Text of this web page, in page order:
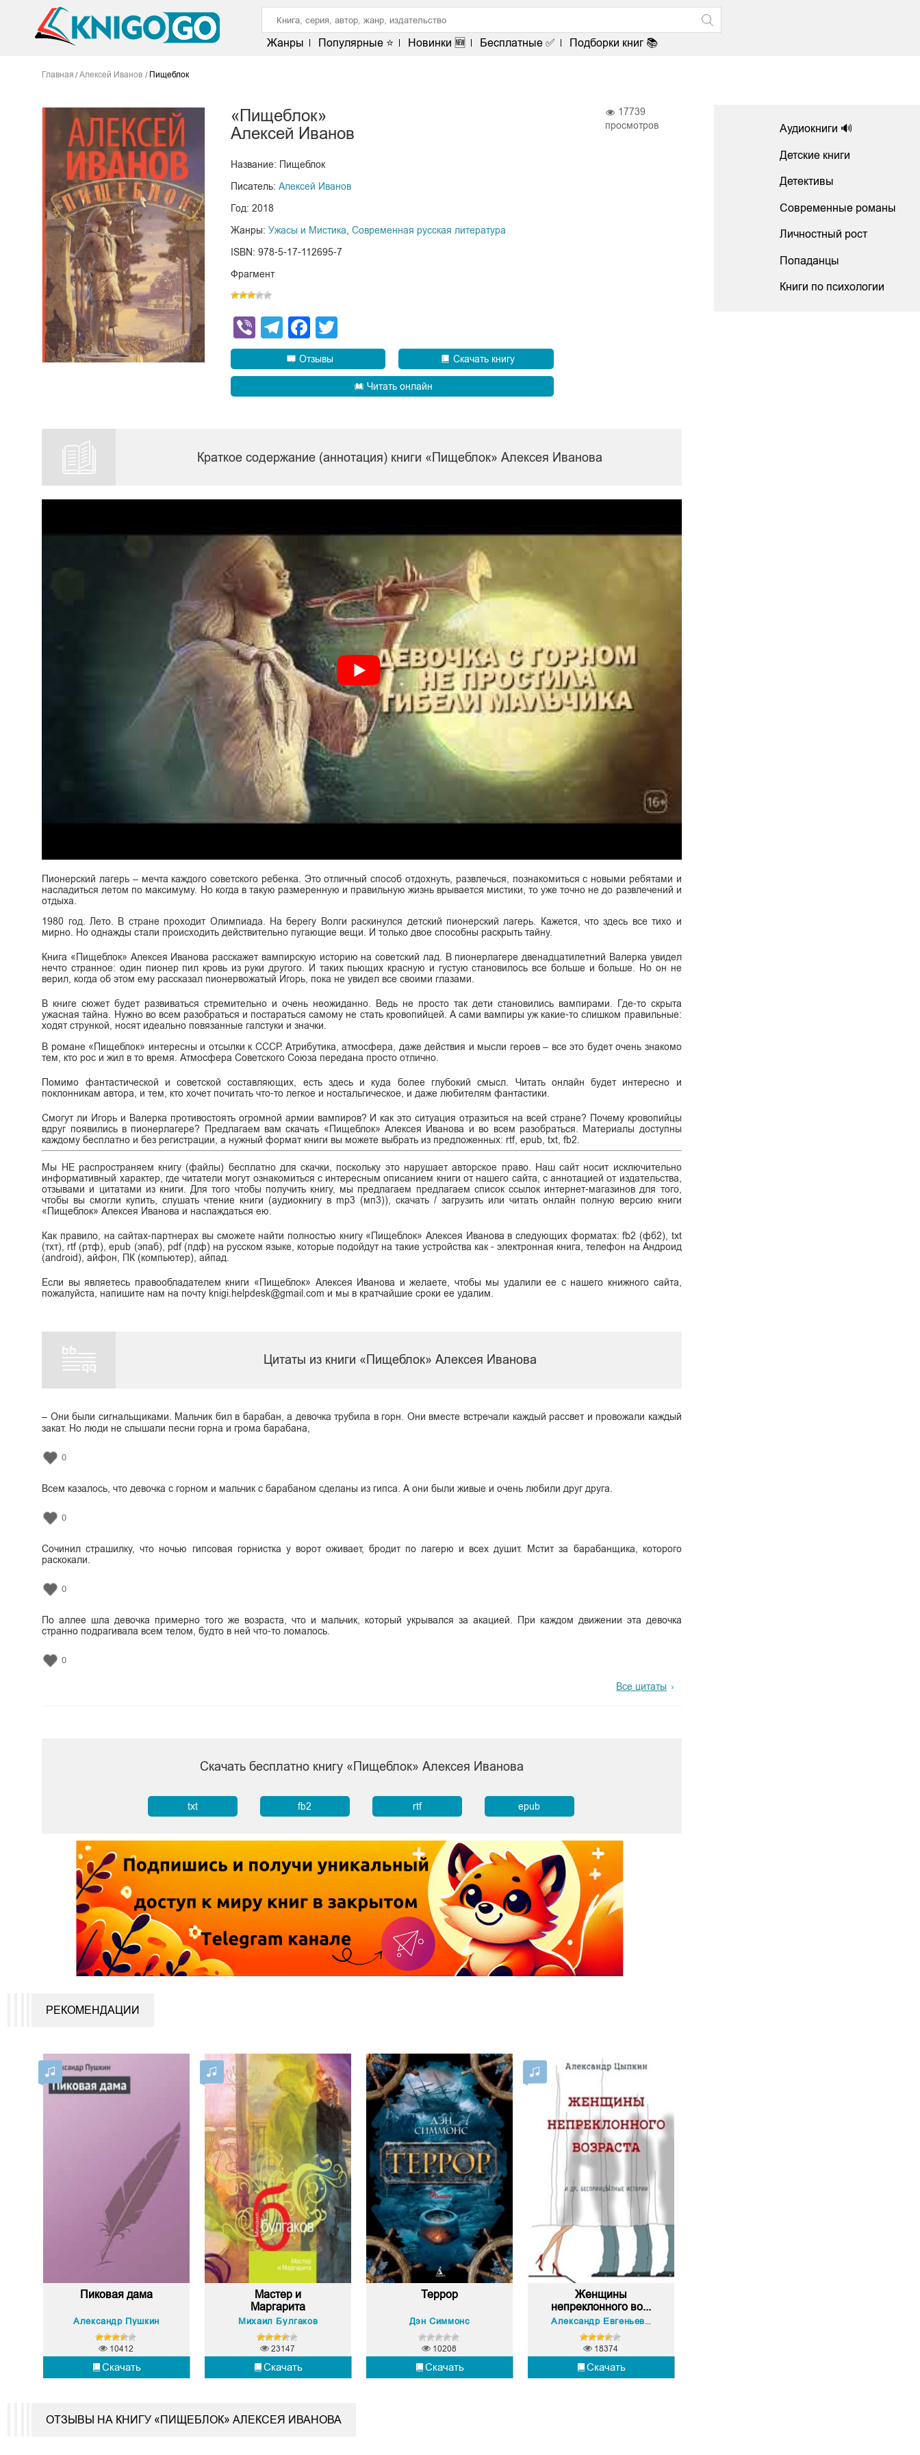
Жанры Популярные ⭐ Новинки 🆕 Бесплатные ✅ Подборки книг 📚
Главная Алексей Иванов Пищеблок
«Пищеблок»
Алексей Иванов
Название: Пищеблок
Писатель: Алексей Иванов
Год: 2018
Жанры: Ужасы и Мистика Современная русская литература
ISBN: 978-5-17-112695-7
Фрагмент
ViberTelegram
Facebook
Отзывы Скачать книгу
Читать онлайн
17739
просмотров
Краткое содержание (аннотация) книги «Пищеблок» Алексея Иванова
Пионерский лагерь – мечта каждого советского ребенка. Это отличный способ отдохнуть, развлечься, познакомиться с новыми ребятами и
насладиться летом по максимуму. Но когда в такую размеренную и правильную жизнь врывается мистики, то уже точно не до развлечений и
отдыха.
1980 год. Лето. В стране проходит Олимпиада. На берегу Волги раскинулся детский пионерский лагерь. Кажется, что здесь все тихо и
мирно. Но однажды стали происходить действительно пугающие вещи. И только двое способны раскрыть тайну.
Книга «Пищеблок» Алексея Иванова расскажет вампирскую историю на советский лад. В пионерлагере двенадцатилетний Валерка увидел
нечто странное: один пионер пил кровь из руки другого. И таких пьющих красную и густую становилось все больше и больше. Но он не
верил, когда об этом ему рассказал пионервожатый Игорь, пока не увидел все своими глазами.
В книге сюжет будет развиваться стремительно и очень неожиданно. Ведь не просто так дети становились вампирами. Где-то скрыта
ужасная тайна. Нужно во всем разобраться и постараться самому не стать кровопийцей. А сами вампиры уж какие-то слишком правильные:
ходят стрункой, носят идеально повязанные галстуки и значки.
В романе «Пищеблок» интересны и отсылки к СССР. Атрибутика, атмосфера, даже действия и мысли героев – все это будет очень знакомо
тем, кто рос и жил в то время. Атмосфера Советского Союза передана просто отлично.
Помимо фантастической и советской составляющих, есть здесь и куда более глубокий смысл. Читать онлайн будет интересно и
поклонникам автора, и тем, кто хочет почитать что-то легкое и ностальгическое, и даже любителям фантастики.
Смогут ли Игорь и Валерка противостоять огромной армии вампиров? И как это ситуация отразиться на всей стране? Почему кровопийцы
вдруг появились в пионерлагере? Предлагаем вам скачать «Пищеблок» Алексея Иванова и во всем разобраться. Материалы доступны
каждому бесплатно и без регистрации, а нужный формат книги вы можете выбрать из предложенных: rtf, epub, txt, fb2.
Мы НЕ распространяем книгу (файлы) бесплатно для скачки, поскольку это нарушает авторское право. Наш сайт носит исключительно
информативный характер, где читатели могут ознакомиться с интересным описанием книги от нашего сайта, с аннотацией от издательства,
отзывами и цитатами из книги. Для того чтобы получить книгу, мы предлагаем предлагаем список ссылок интернет-магазинов для того,
чтобы вы смогли купить, слушать чтение книги (аудиокнигу в mp3 (мп3)), скачать / загрузить или читать онлайн полную версию книги
«Пищеблок» Алексея Иванова и наслаждаться ею.
Как правило, на сайтах-партнерах вы сможете найти полностью книгу «Пищеблок» Алексея Иванова в следующих форматах: fb2 (фб2), txt
(тхт), rtf (ртф), epub (эпаб), pdf (пдф) на русском языке, которые подойдут на такие устройства как - электронная книга, телефон на Андроид
(android), айфон, ПК (компьютер), айпад.
Если вы являетесь правообладателем книги «Пищеблок» Алексея Иванова и желаете, чтобы мы удалили ее с нашего книжного сайта,
пожалуйста, напишите нам на почту knigi.helpdesk@gmail.com и мы в кратчайшие сроки ее удалим.
Цитаты из книги «Пищеблок» Алексея Иванова
– Они были сигнальщиками. Мальчик бил в барабан, а девочка трубила в горн. Они вместе встречали каждый рассвет и провожали каждый
закат. Но люди не слышали песни горна и грома барабана,
0
Всем казалось, что девочка с горном и мальчик с барабаном сделаны из гипса. А они были живые и очень любили друг друга.
0
Сочинил страшилку, что ночью гипсовая горнистка у ворот оживает, бродит по лагерю и всех душит. Мстит за барабанщика, которого
раскокали.
0
По аллее шла девочка примерно того же возраста, что и мальчик, который укрывался за акацией. При каждом движении эта девочка
странно подрагивала всем телом, будто в ней что-то ломалось.
0
Все цитаты
Скачать бесплатно книгу «Пищеблок» Алексея Иванова
txt fb2 rtf epub
РЕКОМЕНДАЦИИ
Пиковая дама
Александр Пушкин
Скачать
10412
Мастер и
Маргарита
Михаил Булгаков
Скачать
23147
Террор
Дэн Симмонс
Скачать
10208
Женщины
непреклонного во...
Александр Евгеньевич Цыпкин
Скачать
18374
ОТЗЫВЫ НА КНИГУ «ПИЩЕБЛОК» АЛЕКСЕЯ ИВАНОВА
Аудиокниги 🔊
Детские книги
Детективы
Современные романы
Личностный рост
Попаданцы
Книги по психологии